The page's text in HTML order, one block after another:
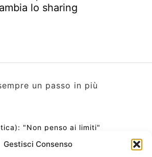
Gestisci Consenso
lo sharing
un passo in più
"Non penso ai limiti"